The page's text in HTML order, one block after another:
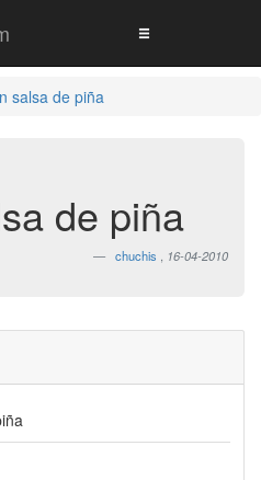
salsa de piña
de piña
chuchis 16-04-2010